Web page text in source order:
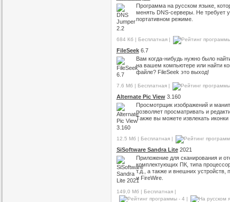
Программа на русском языке,
менять DNS-серверы. Не требует
портативном режиме.
684 Кб | Бесплатная |
FileSeek6.7
Вам когда-нибудь нужно было
на вашем компьютере или найти
файле? FileSeek это выход!
7.6 Мб | Бесплатная |
Alternate Pic View3.160
Просмотрщик изображений и
позволяет просматривать и
Также вы можете извлекать
12.5 Мб | Бесплатная |
SiSoftware Sandra Lite2021
Приложение для сканирования и
комплектующих ПК, типа
т.д., а также и внешних устройств,
и FireWire.
149,0 Мб | Бесплатная |
|